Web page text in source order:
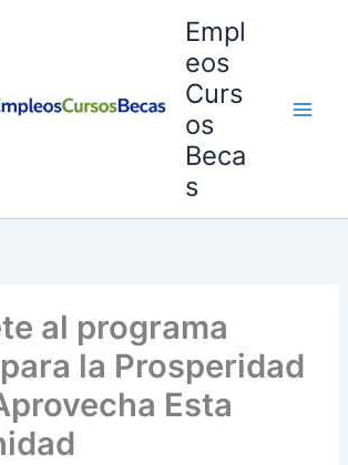
Empl
eos
Curs
os
Beca
s
al programa
la Prosperidad
Esta